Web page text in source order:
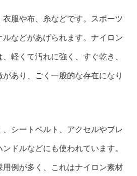
服や布、糸などです。スポーツ
ルなどがあげられます。ナイロン
軽くて汚れに強く、すぐ乾き、
あり、ごく一般的な存在になり
、シートベルト、アクセルやブレ
ドルなどにも使われています。
用例が多く、これはナイロン素材